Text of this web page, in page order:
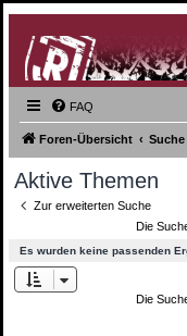
FAQ
Foren-Übersicht Suche
Aktive Themen
Zur erweiterten Suche
Die
Es wurden keine passenden
Die